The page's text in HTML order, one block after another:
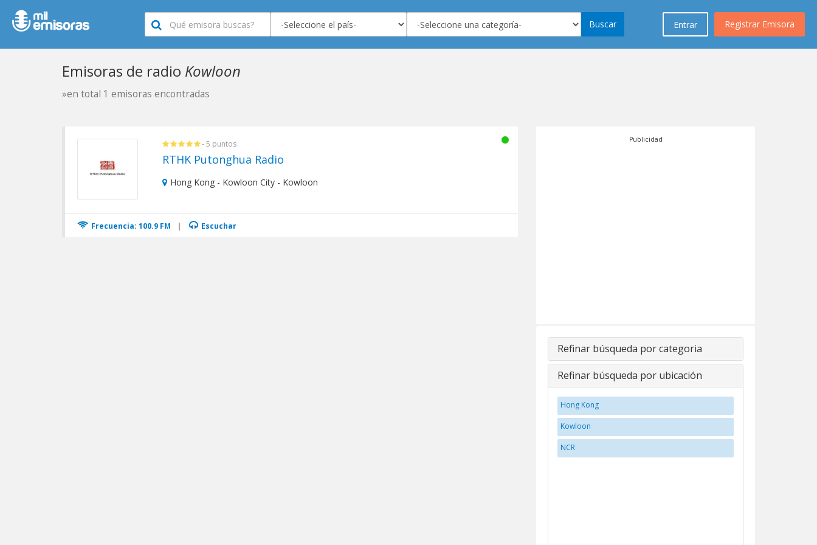
Registrar Emisora
Entrar
Buscar
Emisoras de radio Kowloon
»en total 1 emisoras encontradas
- 5 puntos
RTHK Putonghua Radio
Hong Kong - Kowloon City - Kowloon
Frecuencia: 100.9 FM | Escuchar
Publicidad
Refinar búsqueda por categoria
Refinar búsqueda por ubicación
Hong Kong
Kowloon
NCR